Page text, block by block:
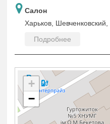
Салон
Харьков,
Подробнее
+
−